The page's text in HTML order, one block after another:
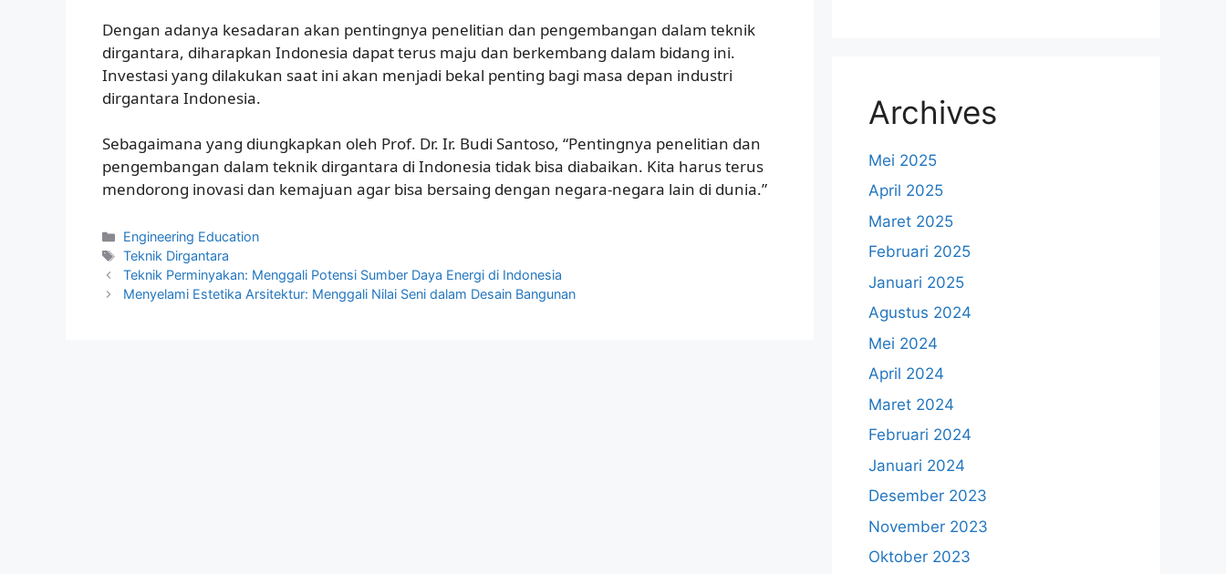
Dengan adanya kesadaran akan pentingnya penelitian dan pengembangan dalam teknik
dirgantara, diharapkan Indonesia dapat terus maju dan berkembang dalam bidang ini.
Investasi yang dilakukan saat ini akan menjadi bekal penting bagi masa depan industri
dirgantara Indonesia.
Sebagaimana yang diungkapkan oleh Prof. Dr. Ir. Budi Santoso, “Pentingnya penelitian dan
pengembangan dalam teknik dirgantara di Indonesia tidak bisa diabaikan. Kita harus terus
mendorong inovasi dan kemajuan agar bisa bersaing dengan negara-negara lain di dunia.”
Kategori
Engineering Education
Tag
Teknik Dirgantara
Teknik Perminyakan: Menggali Potensi Sumber Daya Energi di Indonesia
Menyelami Estetika Arsitektur: Menggali Nilai Seni dalam Desain Bangunan
Archives
Mei 2025
April 2025
Maret 2025
Februari 2025
Januari 2025
Agustus 2024
Mei 2024
April 2024
Maret 2024
Februari 2024
Januari 2024
Desember 2023
November 2023
Oktober 2023